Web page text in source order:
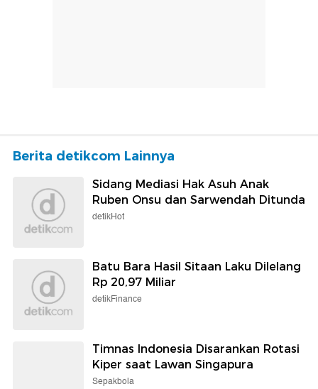
Berita detikcom Lainnya
Sidang Mediasi Hak Asuh Anak
Ruben Onsu dan Sarwendah Ditunda
detikHot
Batu Bara Hasil Sitaan Laku Dilelang
Rp 20,97 Miliar
detikFinance
Timnas Indonesia Disarankan Rotasi
Kiper saat Lawan Singapura
Sepakbola